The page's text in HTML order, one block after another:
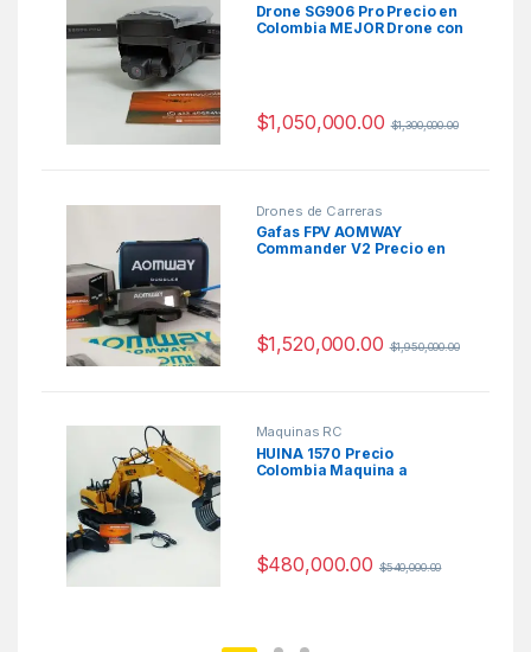
Drone SG906 Pro Precio en
Colombia MEJOR Drone con
$1,050,000.00 $1,300,000.00
Drones de Carreras
Gafas FPV AOMWAY
Commander V2 Precio en
$1,520,000.00 $1,950,000.00
Maquinas RC
HUINA 1570 Precio
Colombia Maquina a
$480,000.00 $540,000.00